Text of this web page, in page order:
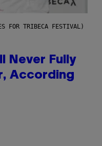
FOR TRIBECA FESTIVAL)
Never Fully
According